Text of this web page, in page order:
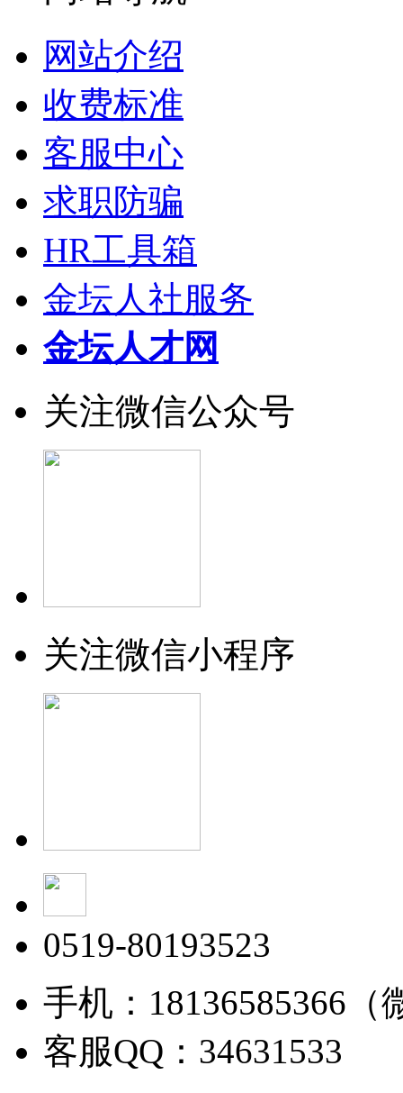
网站介绍
收费标准
客服中心
求职防骗
HR工具箱
金坛人社服务
金坛人才网
关注微信公众号
关注微信小程序
0519-80193523
手机：18136585366（
客服QQ：34631533